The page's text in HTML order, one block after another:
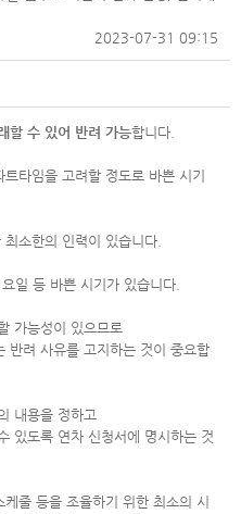
2023-07-31 09:15
할 수 있어 반려 가능합니다.
타임을 고려할 정도로 바쁜 시기
소한의 인력이 있습니다.
일 등 바쁜 시기가 있습니다.
가능성이 있으므로
반려 사유를 고지하는 것이 중요합
내용을 정하고
있도록 연차 신청서에 명시하는 것
줄 등을 조율하기 위한 최소의 시